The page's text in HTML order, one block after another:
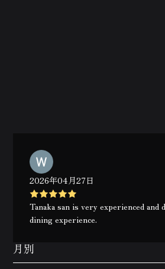
2026年04月27日
Tanaka san is very experienced and
dining experience.
月別